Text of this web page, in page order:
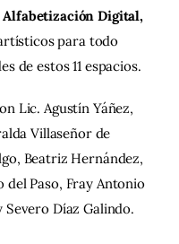
Alfabetización Digital,
para todo
de estos 11 espacios.
Lic. Agustín Yáñez,
Villaseñor de
Beatriz Hernández,
del Paso, Fray Antonio
Díaz Galindo.